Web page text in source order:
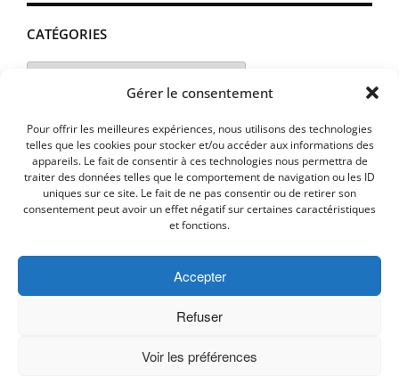
Gérer le consentement
Pour offrir les meilleures expériences, nous utilisons des technologies
telles que les cookies pour stocker et/ou accéder aux informations des
appareils. Le fait de consentir à ces technologies nous permettra de
traiter des données telles que le comportement de navigation ou les ID
uniques sur ce site. Le fait de ne pas consentir ou de retirer son
consentement peut avoir un effet négatif sur certaines caractéristiques
et fonctions.
Accepter
Refuser
Voir les préférences
CATÉGORIES
Catégories
PLAN D’ACCES
Copyright © 2026 Commune de Lavalette - Aude.